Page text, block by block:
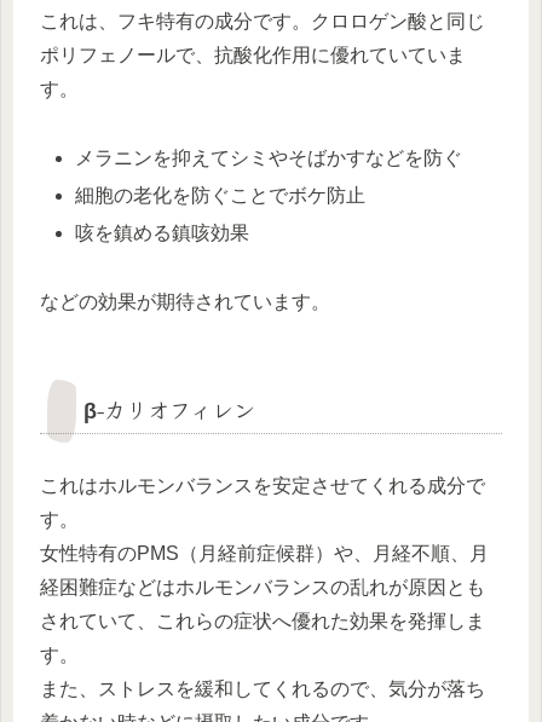
これは、フキ特有の成分です。クロロゲン酸と同じ
ポリフェノールで、抗酸化作用に優れていていま
す。
メラニンを抑えてシミやそばかすなどを防ぐ
細胞の老化を防ぐことでボケ防止
咳を鎮める鎮咳効果
などの効果が期待されています。
β-カリオフィレン
これはホルモンバランスを安定させてくれる成分で
す。
女性特有のPMS（月経前症候群）や、月経不順、月
経困難症などはホルモンバランスの乱れが原因とも
されていて、これらの症状へ優れた効果を発揮しま
す。
また、ストレスを緩和してくれるので、気分が落ち